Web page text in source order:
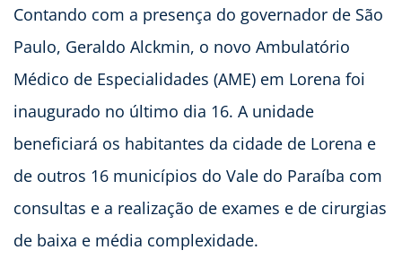
Contando com a presença do governador de São
Paulo, Geraldo Alckmin, o novo Ambulatório
Médico de Especialidades (AME) em Lorena foi
inaugurado no último dia 16. A unidade
beneficiará os habitantes da cidade de Lorena e
de outros 16 municípios do Vale do Paraíba com
consultas e a realização de exames e de cirurgias
de baixa e média complexidade.